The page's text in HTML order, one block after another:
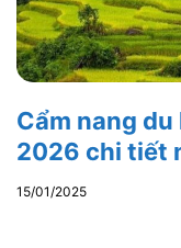
Cẩm nang
2026 chi tiết
15/01/2025